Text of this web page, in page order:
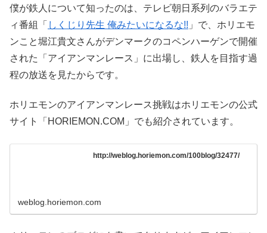
僕が鉄人について知ったのは、テレビ朝日系列のバラエテ
ィ番組「 しくじり先生 俺みたいになるな!! 」で、ホリエモ
ンこと堀江貴文さんがデンマークのコペンハーゲンで開催
された「アイアンマンレース」に出場し、鉄人を目指す過
程の放送を見たからです。
ホリエモンのアイアンマンレース挑戦はホリエモンの公式
サイト「HORIEMON.COM」でも紹介されています。
http://weblog.horiemon.com/100blog/32477/
weblog.horiemon.com